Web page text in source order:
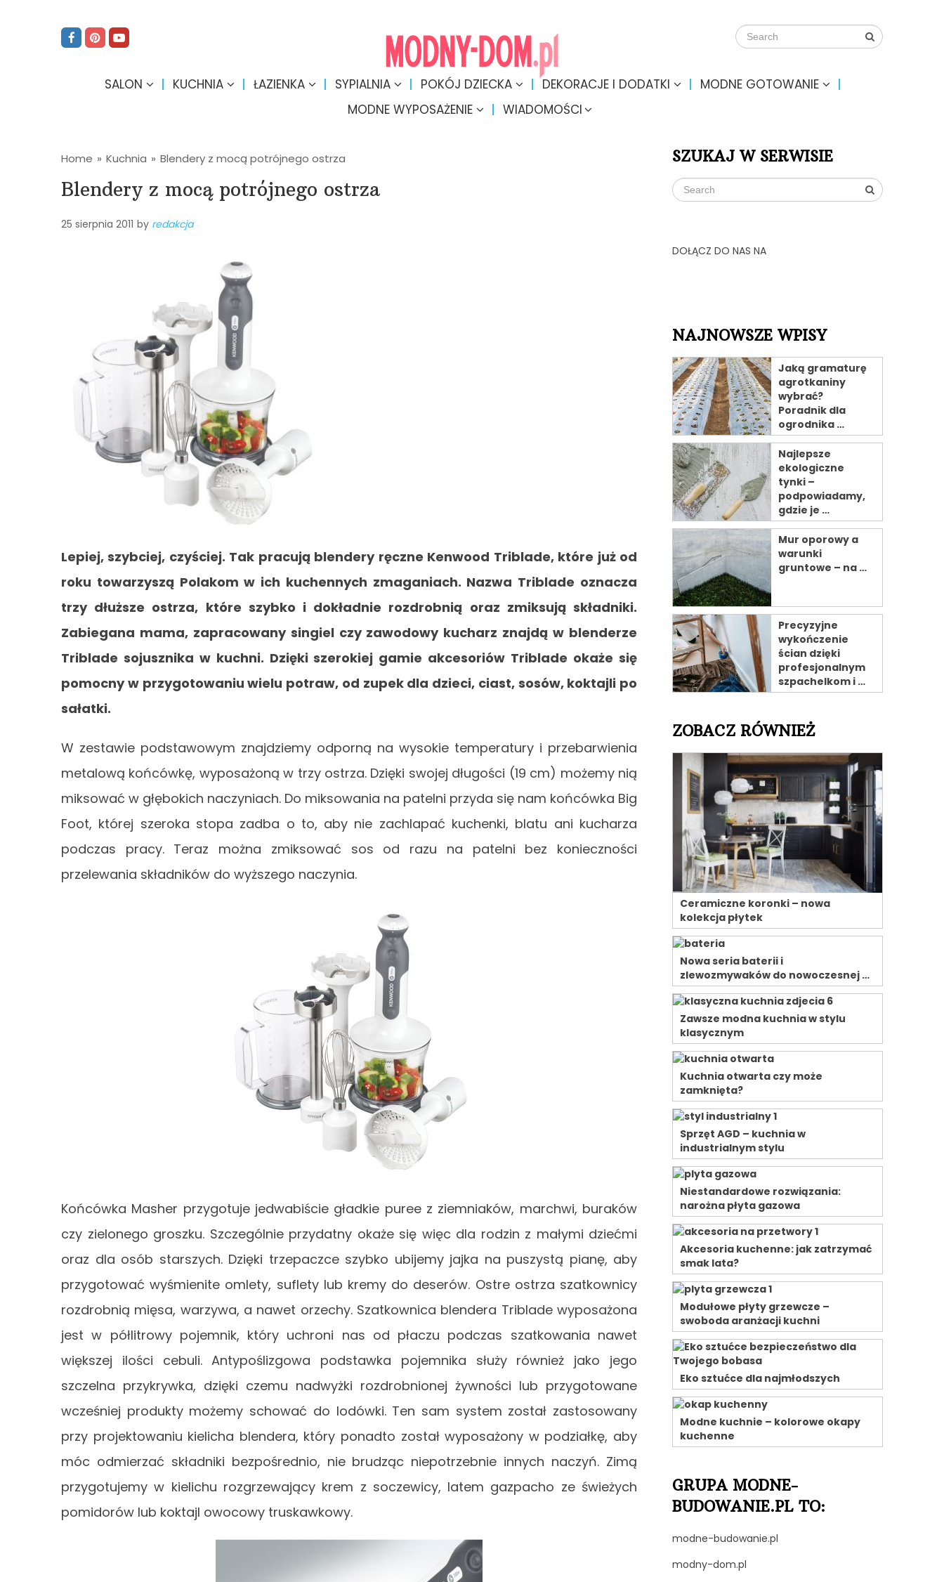
SALON KUCHNIA ŁAZIENKA SYPIALNIA POKÓJ DZIECKA DEKORACJE I DODATKI
MODNE GOTOWANIE
MODNE WYPOSAŻENIE
WIADOMOŚCI
Home » Kuchnia » Blendery z mocą potrójnego ostrza
Blendery z mocą potrójnego ostrza
25 sierpnia 2011 by redakcja
Lepiej, szybciej, czyściej. Tak pracują blendery ręczne Kenwood Triblade, które już od
roku towarzyszą Polakom w ich kuchennych zmaganiach. Nazwa Triblade oznacza
trzy dłuższe ostrza, które szybko i dokładnie rozdrobnią oraz zmiksują składniki.
Zabiegana mama, zapracowany singiel czy zawodowy kucharz znajdą w blenderze
Triblade sojusznika w kuchni. Dzięki szerokiej gamie akcesoriów Triblade okaże się
pomocny w przygotowaniu wielu potraw, od zupek dla dzieci, ciast, sosów, koktajli po
sałatki.
W zestawie podstawowym znajdziemy odporną na wysokie temperatury i przebarwienia
metalową końcówkę, wyposażoną w trzy ostrza. Dzięki swojej długości (19 cm) możemy nią
miksować w głębokich naczyniach. Do miksowania na patelni przyda się nam końcówka Big
Foot, której szeroka stopa zadba o to, aby nie zachlapać kuchenki, blatu ani kucharza
podczas pracy. Teraz można zmiksować sos od razu na patelni bez konieczności
przelewania składników do wyższego naczynia.
Końcówka Masher przygotuje jedwabiście gładkie puree z ziemniaków, marchwi, buraków
czy zielonego groszku. Szczególnie przydatny okaże się więc dla rodzin z małymi dziećmi
oraz dla osób starszych. Dzięki trzepaczce szybko ubijemy jajka na puszystą pianę, aby
przygotować wyśmienite omlety, suflety lub kremy do deserów. Ostre ostrza szatkownicy
rozdrobnią mięsa, warzywa, a nawet orzechy. Szatkownica blendera Triblade wyposażona
jest w półlitrowy pojemnik, który uchroni nas od płaczu podczas szatkowania nawet
większej ilości cebuli. Antypoślizgowa podstawka pojemnika służy również jako jego
szczelna przykrywka, dzięki czemu nadwyżki rozdrobnionej żywności lub przygotowane
wcześniej produkty możemy schować do lodówki. Ten sam system został zastosowany
przy projektowaniu kielicha blendera, który ponadto został wyposażony w podziałkę, aby
móc odmierzać składniki bezpośrednio, nie brudząc niepotrzebnie innych naczyń. Zimą
przygotujemy w kielichu rozgrzewający krem z soczewicy, latem gazpacho ze świeżych
pomidorów lub koktajl owocowy truskawkowy.
SZUKAJ W SERWISIE
DOŁĄCZ DO NAS NA
NAJNOWSZE WPISY
Jaką gramaturę
agrotkaniny
wybrać?
Poradnik dla
ogrodnika …
Najlepsze
ekologiczne
tynki –
podpowiadamy,
gdzie je …
Mur oporowy a
warunki
gruntowe – na …
Precyzyjne
wykończenie
ścian dzięki
profesjonalnym
szpachelkom i …
ZOBACZ RÓWNIEŻ
Ceramiczne koronki – nowa
kolekcja płytek
Nowa seria baterii i
zlewozmywaków do nowoczesnej …
Zawsze modna kuchnia w stylu
klasycznym
Kuchnia otwarta czy może
zamknięta?
Sprzęt AGD – kuchnia w
industrialnym stylu
Niestandardowe rozwiązania:
narożna płyta gazowa
Akcesoria kuchenne: jak zatrzymać
smak lata?
Modułowe płyty grzewcze –
swoboda aranżacji kuchni
Eko sztućce dla najmłodszych
Modne kuchnie – kolorowe okapy
kuchenne
GRUPA MODNE-
BUDOWANIE.PL TO:
modne-budowanie.pl
modny-dom.pl